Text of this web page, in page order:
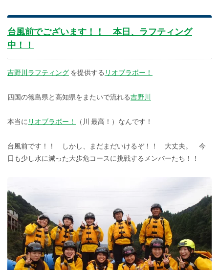
台風前でございます！！ 本日、ラフティング
中！！
吉野川ラフティング を提供する リオブラボー！
四国の徳島県と高知県をまたいで流れる吉野川
本当に リオブラボー！ （川 最高！）なんです！
台風前です！！ しかし、まだまだいけるぞ！！ 大丈夫。 今
日も少し水に減った大歩危コースに挑戦するメンバーたち！！